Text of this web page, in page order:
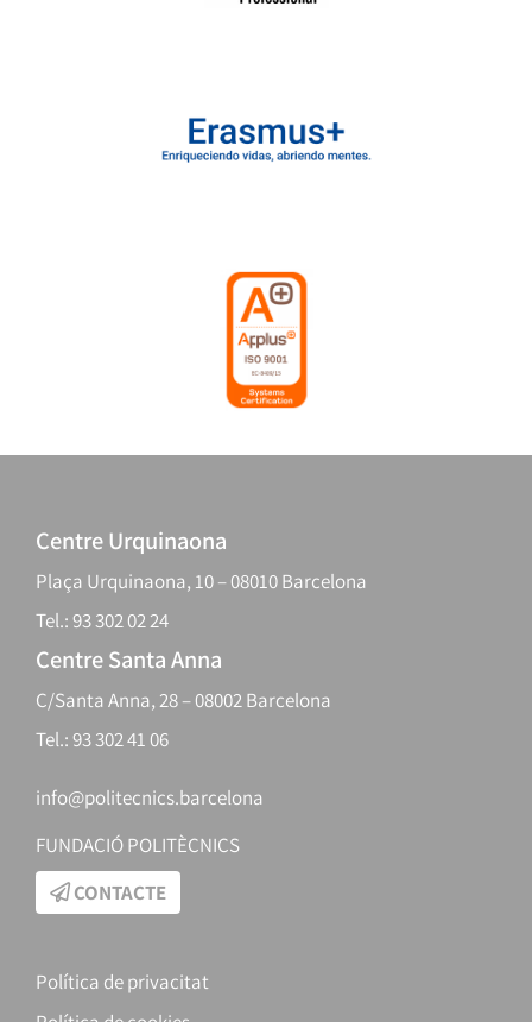
Centre Urquinaona
Plaça Urquinaona, 10 – 08010 Barcelona
Tel.: 93 302 02 24
Centre Santa Anna
C/Santa Anna, 28 – 08002 Barcelona
Tel.: 93 302 41 06
info@politecnics.barcelona
FUNDACIÓ POLITÈCNICS
CONTACTE
Política de privacitat